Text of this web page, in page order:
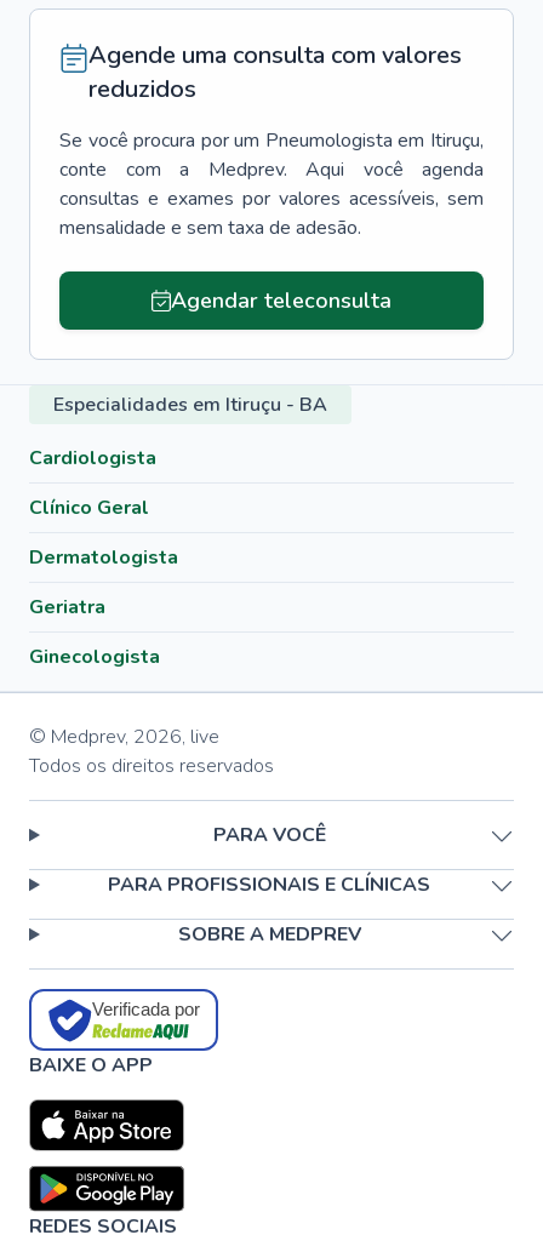
Agende uma consulta com valores
reduzidos
Se você procura por um Pneumologista em Itiruçu,
conte com a Medprev. Aqui você agenda
consultas e exames por valores acessíveis, sem
mensalidade e sem taxa de adesão.
Agendar teleconsulta
Especialidades em Itiruçu - BA
Cardiologista
Clínico Geral
Dermatologista
Geriatra
Ginecologista
© Medprev, 2026, live
Todos os direitos reservados
PARA VOCÊ
PARA PROFISSIONAIS E CLÍNICAS
SOBRE A MEDPREV
Verificada por
BAIXE O APP
REDES SOCIAIS